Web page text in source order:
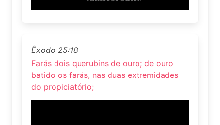
Êxodo 25:18
Farás dois querubins de ouro; de ouro
batido os farás, nas duas extremidades
do propiciatório;